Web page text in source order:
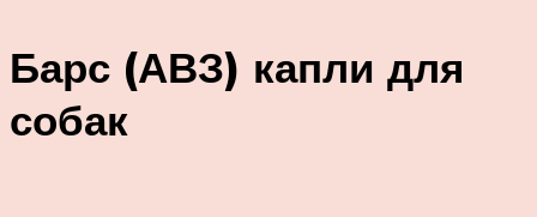
Барс (АВЗ) капли для
собак